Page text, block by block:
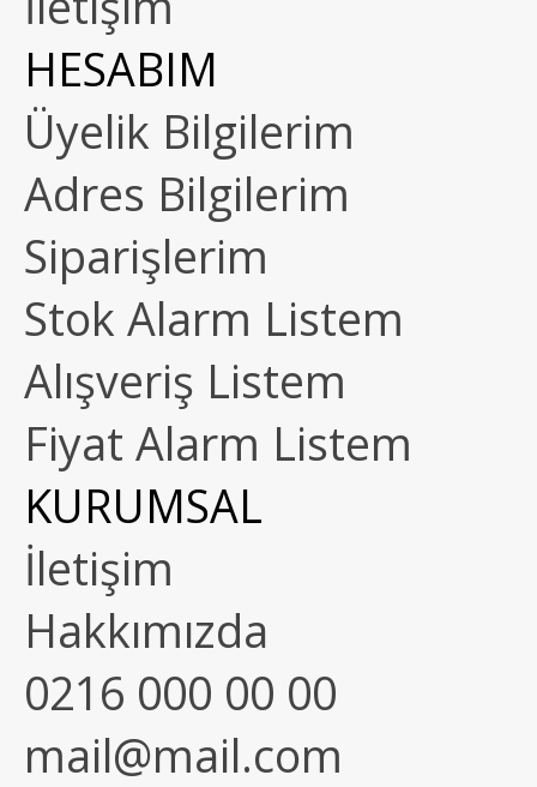
HESABIM
Üyelik Bilgilerim
Adres Bilgilerim
Siparişlerim
Stok Alarm Listem
Alışveriş Listem
Fiyat Alarm Listem
KURUMSAL
İletişim
Hakkımızda
0216 000 00 00
mail@mail.com